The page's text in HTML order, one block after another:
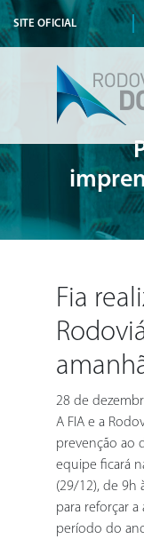
SITE OFICIAL
Fia
28 de
A FIA e a
prevenção ao
equipe ficará
(29/12), de 9h
para reforçar
período do